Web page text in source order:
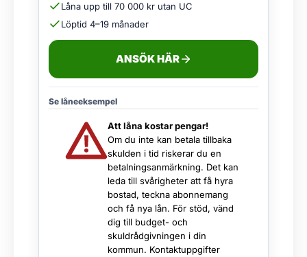
Låna upp till 70 000 kr utan UC
Löptid 4–19 månader
ANSÖK HÄR
Se låneeksempel
Att låna kostar pengar!
Om du inte kan betala tillbaka
skulden i tid riskerar du en
betalningsanmärkning. Det kan
leda till svårigheter att få hyra
bostad, teckna abonnemang
och få nya lån. För stöd, vänd
dig till budget- och
skuldrådgivningen i din
kommun. Kontaktuppgifter